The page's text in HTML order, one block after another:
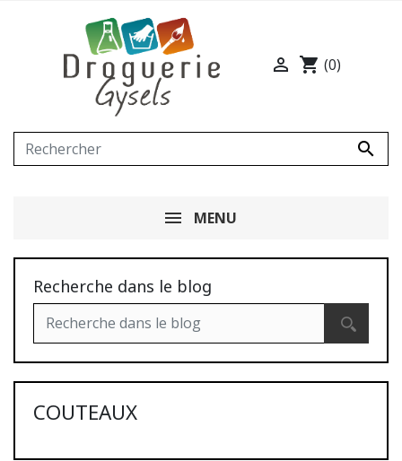

 shopping_cart (0)
MENU
Recherche dans le blog
COUTEAUX